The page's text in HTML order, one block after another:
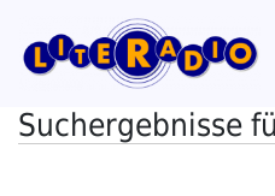
Inhalt
springen
Suchergebnisse